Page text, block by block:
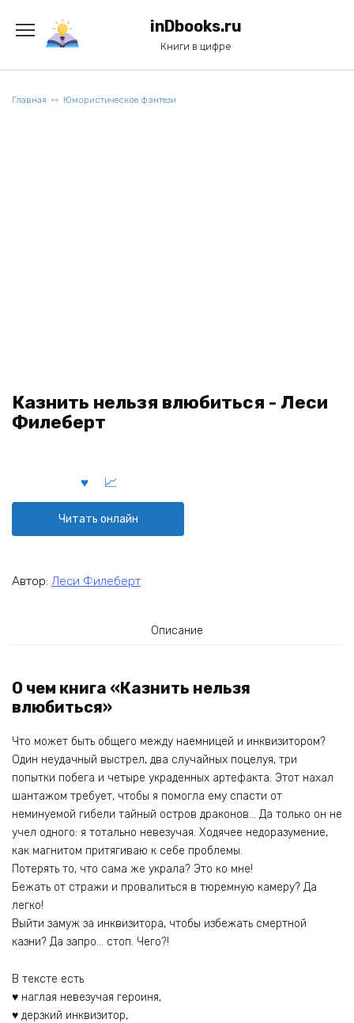
содержанию
inDbooks.ru
Книги в цифре
Главная Юмористическое фэнтези
Казнить нельзя влюбиться - Леси
Филеберт
Читать онлайн
Автор: Леси Филеберт
Описание
О чем книга «Казнить нельзя
влюбиться»
Что может быть общего между наемницей и инквизитором?
Один неудачный выстрел, два случайных поцелуя, три
попытки побега и четыре украденных артефакта. Этот нахал
шантажом требует, чтобы я помогла ему спасти от
неминуемой гибели тайный остров драконов… Да только он не
учел одного: я тотально невезучая. Ходячее недоразумение,
как магнитом притягиваю к себе проблемы.
Потерять то, что сама же украла? Это ко мне!
Бежать от стражи и провалиться в тюремную камеру? Да
легко!
Выйти замуж за инквизитора, чтобы избежать смертной
казни? Да запро… стоп. Чего?!
В тексте есть
♥ наглая невезучая героиня,
♥ дерзкий инквизитор,